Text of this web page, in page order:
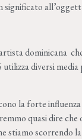
significato
dominicana
utilizza diversi
la forte
quasi dire che
stiamo scorrendo